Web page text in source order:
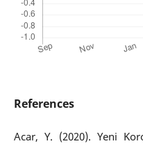
References
Acar, Y. (2020). Yeni